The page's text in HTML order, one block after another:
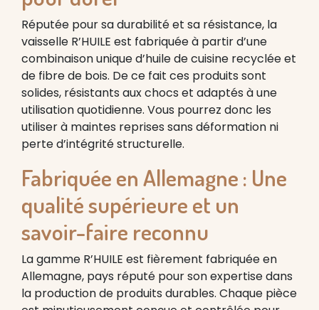
Réputée pour sa durabilité et sa résistance, la
vaisselle R’HUILE est fabriquée à partir d’une
combinaison unique d’huile de cuisine recyclée et
de fibre de bois. De ce fait ces produits sont
solides, résistants aux chocs et adaptés à une
utilisation quotidienne. Vous pourrez donc les
utiliser à maintes reprises sans déformation ni
perte d’intégrité structurelle.
Fabriquée en Allemagne : Une
qualité supérieure et un
savoir-faire reconnu
La gamme R’HUILE est fièrement fabriquée en
Allemagne, pays réputé pour son expertise dans
la production de produits durables. Chaque pièce